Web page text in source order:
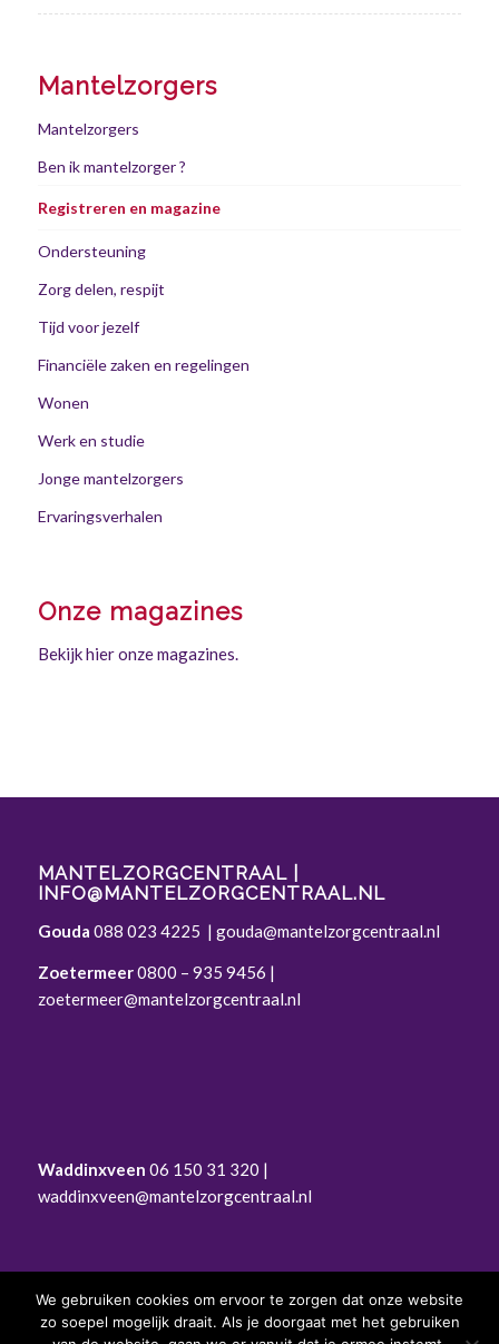
Mantelzorgers
Mantelzorgers
Ben ik mantelzorger ?
Registreren en magazine
Ondersteuning
Zorg delen, respijt
Tijd voor jezelf
Financiële zaken en regelingen
Wonen
Werk en studie
Jonge mantelzorgers
Ervaringsverhalen
Onze magazines
Bekijk hier onze magazines.
MANTELZORGCENTRAAL |
INFO@MANTELZORGCENTRAAL.NL
Gouda 088 023 4225 | gouda@mantelzorgcentraal.nl
Zoetermeer0800 – 935 9456 |
zoetermeer@mantelzorgcentraal.nl
Waddinxveen 06 150 31 320 |
waddinxveen@mantelzorgcentraal.nl
We gebruiken cookies om ervoor te zorgen dat onze website
zo soepel mogelijk draait. Als je doorgaat met het gebruiken